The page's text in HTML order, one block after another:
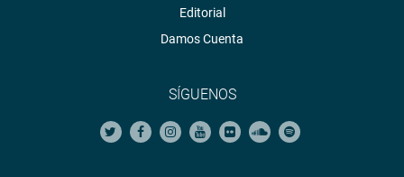
Editorial
Damos Cuenta
SÍGUENOS